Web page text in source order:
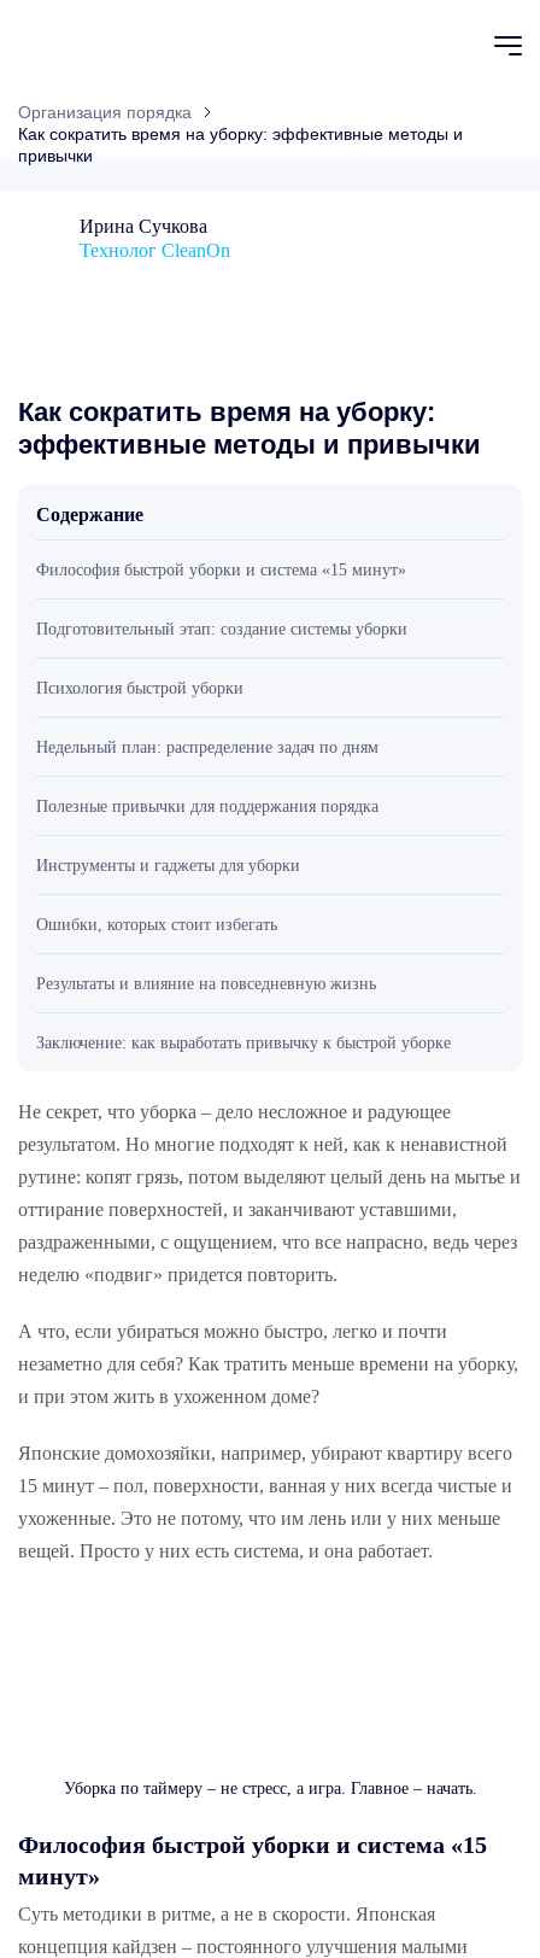
Организация порядка
Как сократить время на уборку: эффективные методы и
привычки
Ирина Сучкова
Технолог CleanOn
Как сократить время на уборку:
эффективные методы и привычки
Содержание
Философия быстрой уборки и система «15 минут»
Подготовительный этап: создание системы уборки
Психология быстрой уборки
Недельный план: распределение задач по дням
Полезные привычки для поддержания порядка
Инструменты и гаджеты для уборки
Ошибки, которых стоит избегать
Результаты и влияние на повседневную жизнь
Заключение: как выработать привычку к быстрой уборке
Не секрет, что уборка – дело несложное и радующее
результатом. Но многие подходят к ней, как к ненавистной
рутине: копят грязь, потом выделяют целый день на мытье и
оттирание поверхностей, и заканчивают уставшими,
раздраженными, с ощущением, что все напрасно, ведь через
неделю «подвиг» придется повторить.
А что, если убираться можно быстро, легко и почти
незаметно для себя? Как тратить меньше времени на уборку,
и при этом жить в ухоженном доме?
Японские домохозяйки, например, убирают квартиру всего
15 минут – пол, поверхности, ванная у них всегда чистые и
ухоженные. Это не потому, что им лень или у них меньше
вещей. Просто у них есть система, и она работает.
Уборка по таймеру – не стресс, а игра. Главное – начать.
Философия быстрой уборки и система «15
минут»
Суть методики в ритме, а не в скорости. Японская
концепция кайдзен – постоянного улучшения малыми